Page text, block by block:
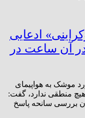
ادعایی
آن ساعت در
موشک به هواپیمای
منطقی ندارد، گفت:
بررسی سانحه پاسخ